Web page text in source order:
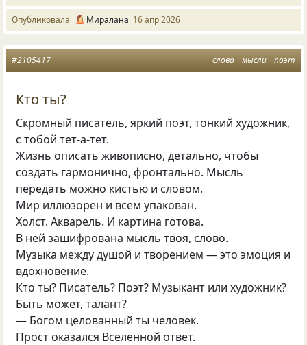
Опубликовала Миралана 16 апр 2026
слова мысли поэт
#2105417
Кто ты?
Скромный писатель, яркий поэт, тонкий художник,
с тобой тет-а-тет.
Жизнь описать живописно, детально, чтобы
создать гармонично, фронтально. Мысль
передать можно кистью и словом.
Мир иллюзорен и всем упакован.
Холст. Акварель. И картина готова.
В ней зашифрована мысль твоя, слово.
Музыка между душой и творением — это эмоция и
вдохновение.
Кто ты? Писатель? Поэт? Музыкант или художник?
Быть может, талант?
— Богом целованный ты человек.
Прост оказался Вселенной ответ.